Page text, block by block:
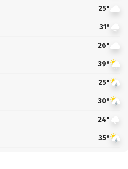
25°
31°
26°
39°
25°
30°
24°
35°